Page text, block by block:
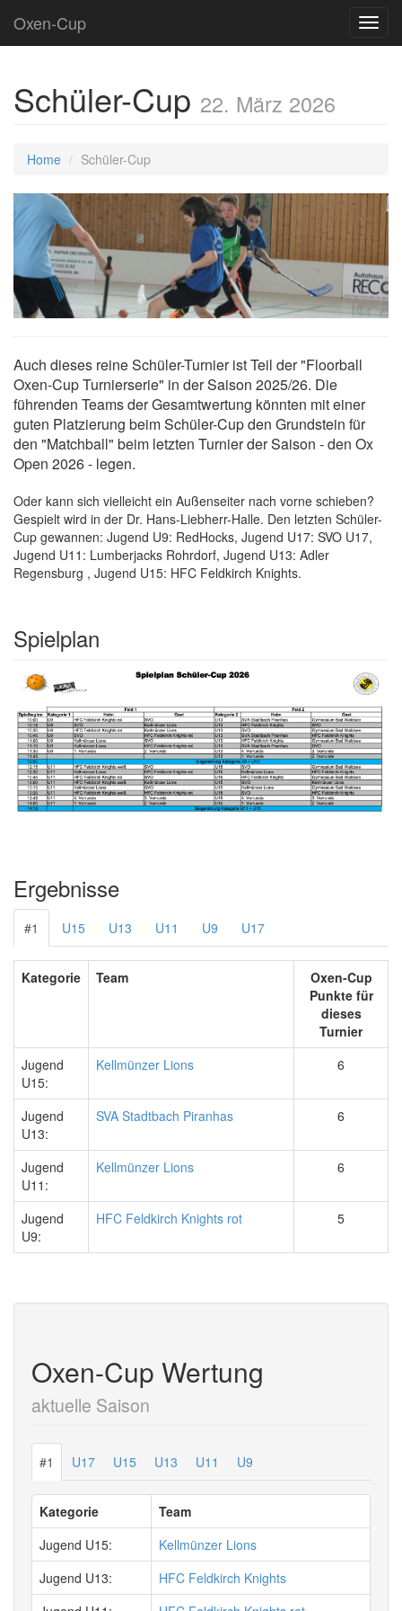
Oxen-Cup
Schüler-Cup 22. März 2026
Home Schüler-Cup
Auch dieses reine Schüler-Turnier ist Teil der "Floorball
Oxen-Cup Turnierserie" in der Saison 2025/26. Die
führenden Teams der Gesamtwertung könnten mit einer
guten Platzierung beim Schüler-Cup den Grundstein für
den "Matchball" beim letzten Turnier der Saison - den Ox
Open 2026 - legen.
Oder kann sich vielleicht ein Außenseiter nach vorne schieben?
Gespielt wird in der Dr. Hans-Liebherr-Halle. Den letzten Schüler-
Cup gewannen: Jugend U9: RedHocks, Jugend U17: SVO U17,
Jugend U11: Lumberjacks Rohrdorf, Jugend U13: Adler
Regensburg , Jugend U15: HFC Feldkirch Knights.
Spielplan
Ergebnisse
#1 U15 U13 U11 U9 U17
Kategorie Team
Oxen-Cup
Punkte für
dieses
Turnier
Jugend
U15:
Kellmünzer Lions 6
Jugend
U13:
SVA Stadtbach Piranhas 6
Jugend
U11:
Kellmünzer Lions 6
Jugend
U9:
HFC Feldkirch Knights rot 5
Oxen-Cup Wertung
aktuelle Saison
#1 U17 U15 U13 U11 U9
Kategorie
Team
Jugend U15:
Kellmünzer Lions
Jugend U13:
HFC Feldkirch Knights